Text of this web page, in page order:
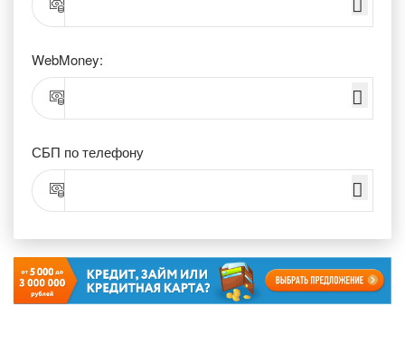
WebMoney:
СБП по телефону